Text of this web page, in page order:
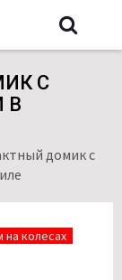
С
В
домик с
на колесах